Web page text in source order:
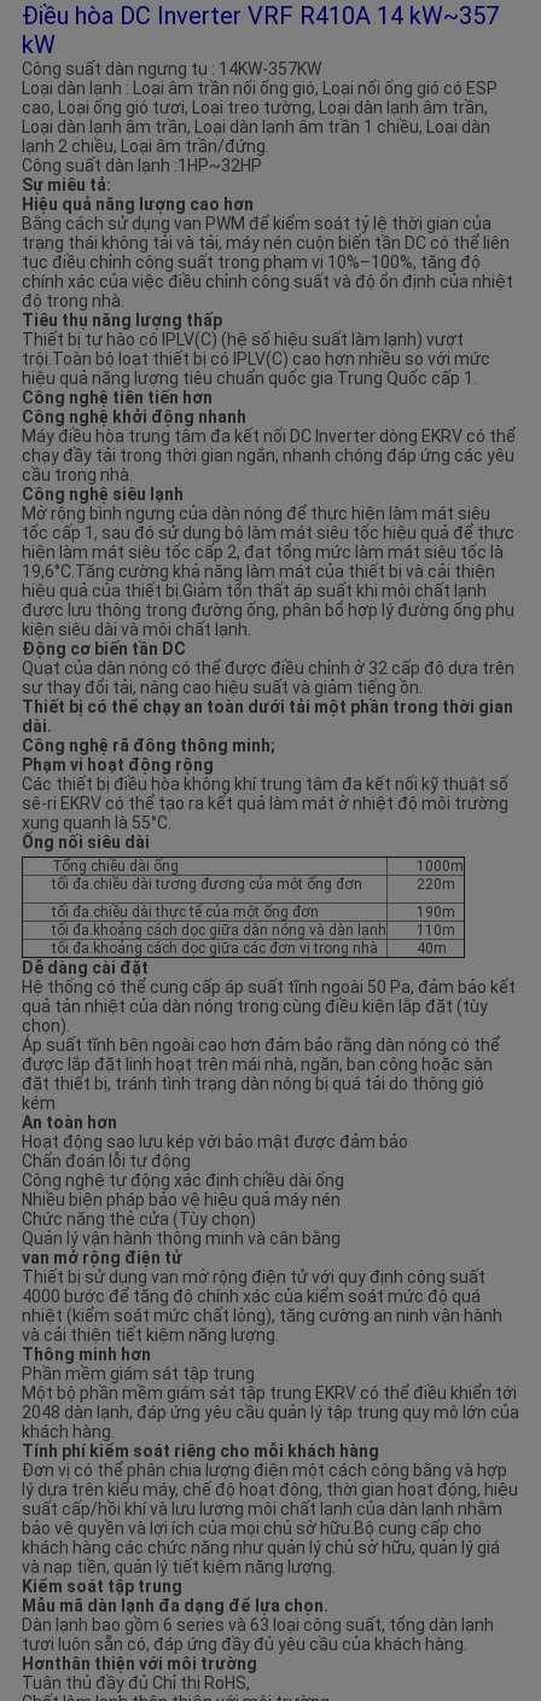
Điều hòa DC Inverter VRF R410A 14 kW~357
kW
Công suất dàn ngưng tụ : 14KW-357KW
Loại dàn lạnh : Loại âm trần nối ống gió, Loại nối ống gió có ESP
cao, Loại ống gió tươi, Loại treo tường, Loại dàn lạnh âm trần,
Loại dàn lạnh âm trần, Loại dàn lạnh âm trần 1 chiều, Loại dàn
lạnh 2 chiều, Loại âm trần/đứng.
Công suất dàn lạnh :1HP~32HP
Sự miêu tả:
Hiệu quả năng lượng cao hơn
Bằng cách sử dụng van PWM để kiểm soát tỷ lệ thời gian của
trạng thái không tải và tải, máy nén cuộn biến tần DC có thể liên
tục điều chỉnh công suất trong phạm vi 10%–100%, tăng độ
chính xác của việc điều chỉnh công suất và độ ổn định của nhiệt
độ trong nhà.
Tiêu thụ năng lượng thấp
Thiết bị tự hào có IPLV(C) (hệ số hiệu suất làm lạnh) vượt
trội.Toàn bộ loạt thiết bị có IPLV(C) cao hơn nhiều so với mức
hiệu quả năng lượng tiêu chuẩn quốc gia Trung Quốc cấp 1.
Công nghệ tiên tiến hơn
Công nghệ khởi động nhanh
Máy điều hòa trung tâm đa kết nối DC Inverter dòng EKRV có thể
chạy đầy tải trong thời gian ngắn, nhanh chóng đáp ứng các yêu
cầu trong nhà.
Công nghệ siêu lạnh
Mở rộng bình ngưng của dàn nóng để thực hiện làm mát siêu
tốc cấp 1, sau đó sử dụng bộ làm mát siêu tốc hiệu quả để thực
hiện làm mát siêu tốc cấp 2, đạt tổng mức làm mát siêu tốc là
19,6°C.Tăng cường khả năng làm mát của thiết bị và cải thiện
hiệu quả của thiết bị.Giảm tổn thất áp suất khi môi chất lạnh
được lưu thông trong đường ống, phân bổ hợp lý đường ống phụ
kiện siêu dài và môi chất lạnh.
Động cơ biến tần DC
Quạt của dàn nóng có thể được điều chỉnh ở 32 cấp độ dựa trên
sự thay đổi tải, nâng cao hiệu suất và giảm tiếng ồn.
Thiết bị có thể chạy an toàn dưới tải một phần trong thời gian
dài.
Công nghệ rã đông thông minh;
Phạm vi hoạt động rộng
Các thiết bị điều hòa không khí trung tâm đa kết nối kỹ thuật số
sê-ri EKRV có thể tạo ra kết quả làm mát ở nhiệt độ môi trường
xung quanh là 55°C.
Ống nối siêu dài
Tổng chiều dài ống
1000m
tối đa.chiều dài tương đương của một ống đơn
220m
tối đa.chiều dài thực tế của một ống đơn
190m
tối đa.khoảng cách dọc giữa dàn nóng và dàn lạnh
110m
tối đa.khoảng cách dọc giữa các đơn vị trong nhà
40m
Dễ dàng cài đặt
Hệ thống có thể cung cấp áp suất tĩnh ngoài 50 Pa, đảm bảo kết
quả tản nhiệt của dàn nóng trong cùng điều kiện lắp đặt (tùy
chọn).
Áp suất tĩnh bên ngoài cao hơn đảm bảo rằng dàn nóng có thể
được lắp đặt linh hoạt trên mái nhà, ngăn, ban công hoặc sàn
đặt thiết bị, tránh tình trạng dàn nóng bị quá tải do thông gió
kém
An toàn hơn
Hoạt động sao lưu kép với bảo mật được đảm bảo
Chẩn đoán lỗi tự động
Công nghệ tự động xác định chiều dài ống
Nhiều biện pháp bảo vệ hiệu quả máy nén
Chức năng thẻ cửa (Tùy chọn)
Quản lý vận hành thông minh và cân bằng
van mở rộng điện tử
Thiết bị sử dụng van mở rộng điện tử với quy định công suất
4000 bước để tăng độ chính xác của kiểm soát mức độ quá
nhiệt (kiểm soát mức chất lỏng), tăng cường an ninh vận hành
và cải thiện tiết kiệm năng lượng.
Thông minh hơn
Phần mềm giám sát tập trung
Một bộ phần mềm giám sát tập trung EKRV có thể điều khiển tới
2048 dàn lạnh, đáp ứng yêu cầu quản lý tập trung quy mô lớn của
khách hàng.
Tính phí kiểm soát riêng cho mỗi khách hàng
Đơn vị có thể phân chia lượng điện một cách công bằng và hợp
lý dựa trên kiểu máy, chế độ hoạt động, thời gian hoạt động, hiệu
suất cấp/hồi khí và lưu lượng môi chất lạnh của dàn lạnh nhằm
bảo vệ quyền và lợi ích của mọi chủ sở hữu.Bộ cung cấp cho
khách hàng các chức năng như quản lý chủ sở hữu, quản lý giá
và nạp tiền, quản lý tiết kiệm năng lượng.
Kiểm soát tập trung
Mẫu mã dàn lạnh đa dạng để lựa chọn.
Dàn lạnh bao gồm 6 series và 63 loại công suất, tổng dàn lạnh
tươi luôn sẵn có, đáp ứng đầy đủ yêu cầu của khách hàng.
Hơnthân thiện với môi trường
Tuân thủ đầy đủ Chỉ thị RoHS,